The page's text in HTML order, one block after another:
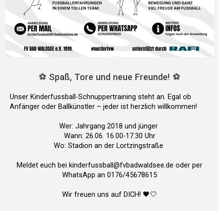
⚽️ Spaß, Tore und neue Freunde! ⚽️
Unser Kinderfussball-Schnuppertraining steht an. Egal ob
Anfänger oder Ballkünstler – jeder ist herzlich willkommen!
Wer: Jahrgang 2018 und jünger
Wann: 26.06. 16.00-17.30 Uhr
Wo: Stadion an der Lortzingstraße
Meldet euch bei kinderfussball@fvbadwaldsee.de oder per
WhatsApp an 0176/45678615
Wir freuen uns auf DICH! 🖤🤍